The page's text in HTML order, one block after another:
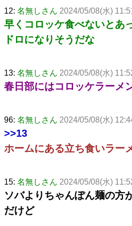
12: 名無しさん 2024/05/08(水)
早くコロッケ食べないとあ
ドロになりそうだな
13: 名無しさん 2024/05/08(水)
春日部にはコロッケラーメ
96: 名無しさん 2024/05/08(水)
>>13
ホームにある立ち食いラー
15: 名無しさん 2024/05/08(水)
ソバよりちゃんぽん麺の方
だけど